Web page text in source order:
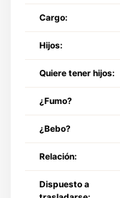
Cargo:
Hijos:
Quiere tener hijos:
¿Fumo?
¿Bebo?
Relación:
Dispuesto a